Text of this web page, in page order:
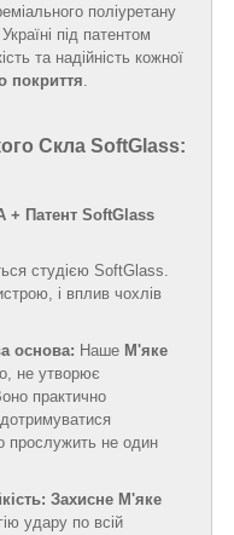
поліуретану
під патентом
та надійність кожної
покриття.
Скла SoftGlass:
+ Патент SoftGlass
студією SoftGlass.
і вплив чохлів
основа: Наше М'яке
не утворює
практично
прослужить не один
Захисне М'яке
удару по всій